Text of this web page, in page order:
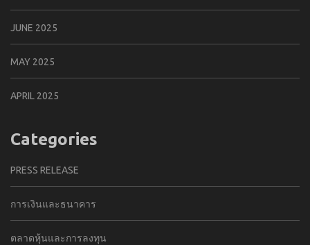
JUNE 2025
MAY 2025
APRIL 2025
Categories
PRESS RELEASE
การเงินและธนาคาร
ตลาดหุ้นและการลงทุน